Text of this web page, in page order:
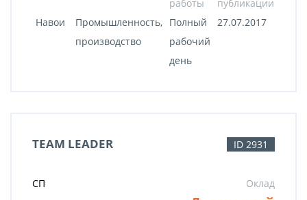
работы
публикации
Навои
Промышленность,
производство
Полный
рабочий
день
27.07.2017
TEAM LEADER ID 2931
СП Оклад